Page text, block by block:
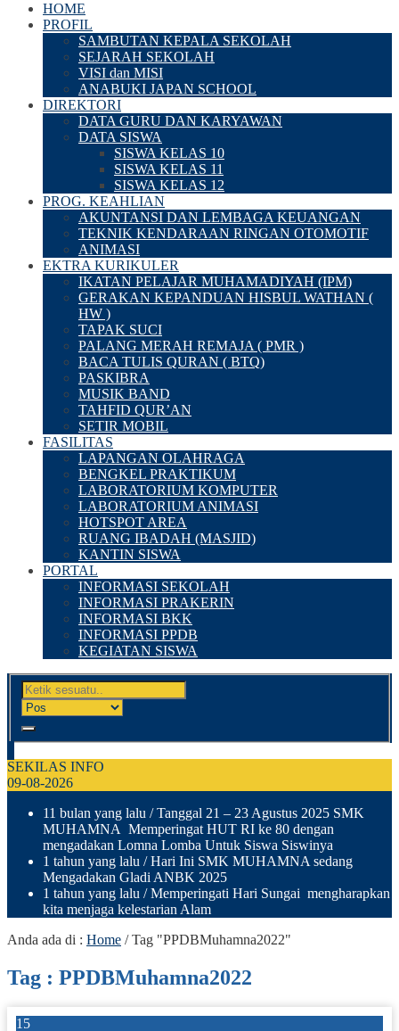
HOME
PROFIL
SAMBUTAN KEPALA SEKOLAH
SEJARAH SEKOLAH
VISI dan MISI
ANABUKI JAPAN SCHOOL
DIREKTORI
DATA GURU DAN KARYAWAN
DATA SISWA
SISWA KELAS 10
SISWA KELAS 11
SISWA KELAS 12
PROG. KEAHLIAN
AKUNTANSI DAN LEMBAGA KEUANGAN
TEKNIK KENDARAAN RINGAN OTOMOTIF
ANIMASI
EKTRA KURIKULER
IKATAN PELAJAR MUHAMADIYAH (IPM)
GERAKAN KEPANDUAN HISBUL WATHAN (
HW )
TAPAK SUCI
PALANG MERAH REMAJA ( PMR )
BACA TULIS QURAN ( BTQ)
PASKIBRA
MUSIK BAND
TAHFID QUR’AN
SETIR MOBIL
FASILITAS
LAPANGAN OLAHRAGA
BENGKEL PRAKTIKUM
LABORATORIUM KOMPUTER
LABORATORIUM ANIMASI
HOTSPOT AREA
RUANG IBADAH (MASJID)
KANTIN SISWA
PORTAL
INFORMASI SEKOLAH
INFORMASI PRAKERIN
INFORMASI BKK
INFORMASI PPDB
KEGIATAN SISWA
SEKILAS INFO
09-08-2026
11 bulan yang lalu / Tanggal 21 – 23 Agustus 2025 SMK
MUHAMNA Memperingat HUT RI ke 80 dengan
mengadakan Lomna Lomba Untuk Siswa Siswinya
1 tahun yang lalu / Hari Ini SMK MUHAMNA sedang
Mengadakan Gladi ANBK 2025
1 tahun yang lalu / Memperingati Hari Sungai mengharapkan
kita menjaga kelestarian Alam
Anda ada di : Home /Tag "PPDBMuhamna2022"
Tag : PPDBMuhamna2022
15